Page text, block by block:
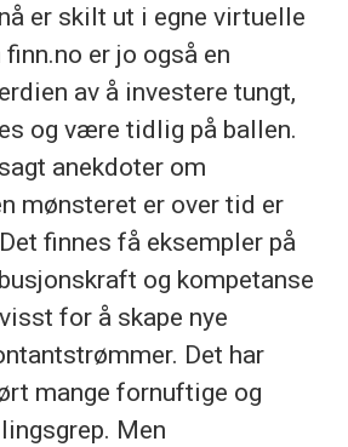
er skilt ut i egne virtuelle
er jo også en
av å investere tungt,
og være tidlig på ballen.
anekdoter om
mønsteret er over tid er
finnes få eksempler på
og kompetanse
for å skape nye
Det har
mange fornuftige og
Men